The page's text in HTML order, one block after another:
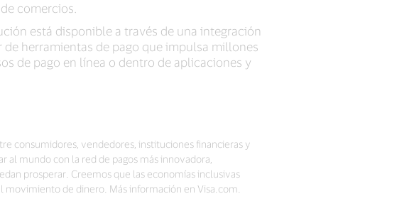
comercios.
está disponible a través de una integración
herramientas de pago que impulsa millones
de pago en línea o dentro de aplicaciones y
consumidores, vendedores, instituciones financieras y
mundo con la red de pagos más innovadora,
prosperar. Creemos que las economías inclusivas
de dinero. Más información en Visa.com.